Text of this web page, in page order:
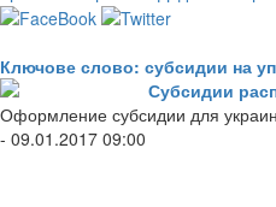
Ключове слово: субсидии на
Субсидии
Оформление субсидии для
- 09.01.2017 09:00